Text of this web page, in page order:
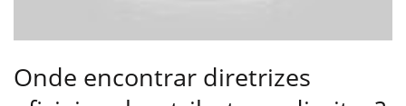
Onde encontrar diretrizes